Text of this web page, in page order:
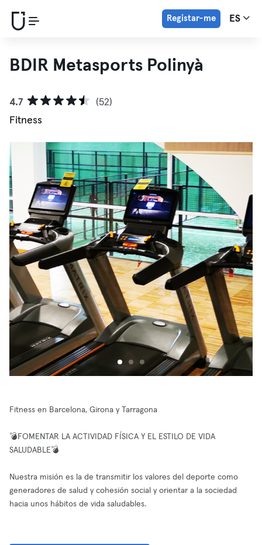
Registar-me ES
BDIR Metasports Polinyà
4.7
(52)
Fitness
Fitness en Barcelona, Girona y Tarragona
💣FOMENTAR LA ACTIVIDAD FÍSICA Y EL ESTILO DE VIDA
SALUDABLE💣
Nuestra misión es la de transmitir los valores del deporte como
generadores de salud y cohesión social y orientar a la sociedad
hacia unos hábitos de vida saludables.